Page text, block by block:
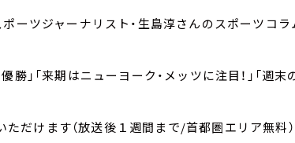
ーツジャーナリスト・生島淳さんのスポーツコラ
勝」「来期はニューヨーク・メッツに注目！」「週
だけます（放送後１週間まで/首都圏エリア無料）